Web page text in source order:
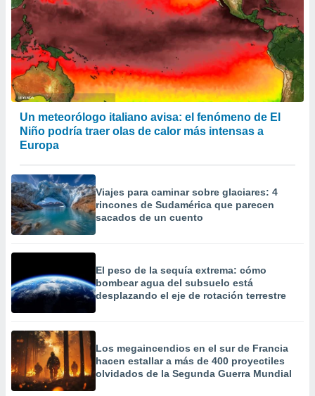
Un meteorólogo italiano avisa: el fenómeno de El
Niño podría traer olas de calor más intensas a
Europa
Viajes para caminar sobre glaciares: 4
rincones de Sudamérica que parecen
sacados de un cuento
El peso de la sequía extrema: cómo
bombear agua del subsuelo está
desplazando el eje de rotación terrestre
Los megaincendios en el sur de Francia
hacen estallar a más de 400 proyectiles
olvidados de la Segunda Guerra Mundial